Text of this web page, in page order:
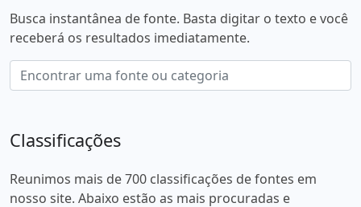
Busca instantânea de fonte. Basta digitar o texto e você
receberá os resultados imediatamente.
Classificações
Reunimos mais de 700 classificações de fontes em
nosso site. Abaixo estão as mais procuradas e